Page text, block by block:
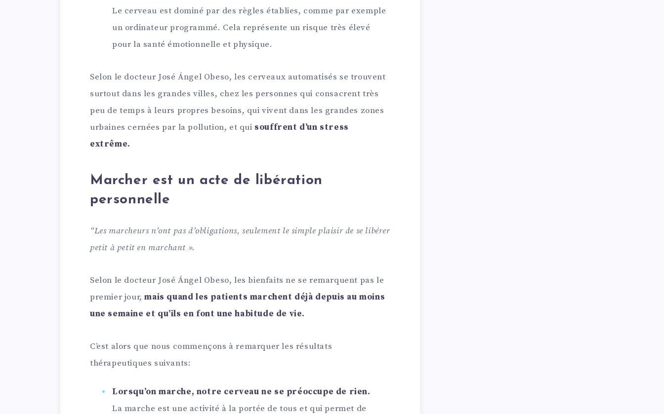
Le cerveau est dominé par des règles établies, comme par exemple
un ordinateur programmé. Cela représente un risque très élevé
pour la santé émotionnelle et physique.
Selon le docteur José Ángel Obeso, les cerveaux automatisés se trouvent
surtout dans les grandes villes, chez les personnes qui consacrent très
peu de temps à leurs propres besoins, qui vivent dans les grandes zones
urbaines cernées par la pollution, et qui souffrent d’un stress
extrême.
Marcher est un acte de libération
personnelle
“Les marcheurs n’ont pas d’obligations, seulement le simple plaisir de se libérer
petit à petit en marchant ».
Selon le docteur José Ángel Obeso, les bienfaits ne se remarquent pas le
premier jour,mais quand les patients marchent déjà depuis au moins
une semaine et qu’ils en font une habitude de vie.
C’est alors que nous commençons à remarquer les résultats
thérapeutiques suivants:
Lorsqu’on marche, notre cerveau ne se préoccupe de rien.
La marche est une activité à la portée de tous et qui permet de